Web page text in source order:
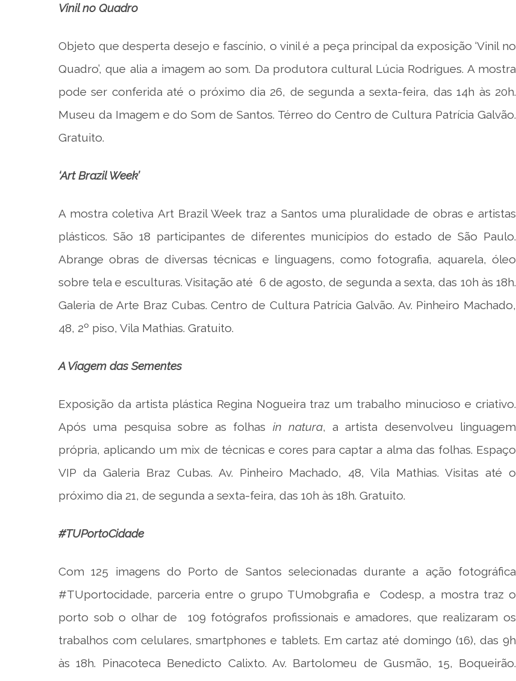
Vinil no Quadro
Objeto que desperta desejo e fascínio, o vinil é a peça principal da exposição ‘Vinil no
Quadro’, que alia a imagem ao som. Da produtora cultural Lúcia Rodrigues. A mostra
pode ser conferida até o próximo dia 26, de segunda a sexta-feira, das 14h às 20h.
Museu da Imagem e do Som de Santos. Térreo do Centro de Cultura Patrícia Galvão.
Gratuito.
‘Art Brazil Week’
A mostra coletiva Art Brazil Week traz a Santos uma pluralidade de obras e artistas
plásticos. São 18 participantes de diferentes municípios do estado de São Paulo.
Abrange obras de diversas técnicas e linguagens, como fotografia, aquarela, óleo
sobre tela e esculturas. Visitação até 6 de agosto, de segunda a sexta, das 10h às 18h.
Galeria de Arte Braz Cubas. Centro de Cultura Patrícia Galvão. Av. Pinheiro Machado,
48, 2º piso, Vila Mathias. Gratuito.
A Viagem das Sementes
Exposição da artista plástica Regina Nogueira traz um trabalho minucioso e criativo.
Após uma pesquisa sobre as folhas in natura, a artista desenvolveu linguagem
própria, aplicando um mix de técnicas e cores para captar a alma das folhas. Espaço
VIP da Galeria Braz Cubas. Av. Pinheiro Machado, 48, Vila Mathias. Visitas até o
próximo dia 21, de segunda a sexta-feira, das 10h às 18h. Gratuito.
#TUPortoCidade
Com 125 imagens do Porto de Santos selecionadas durante a ação fotográfica
#TUportocidade, parceria entre o grupo TUmobgrafia e Codesp, a mostra traz o
porto sob o olhar de 109 fotógrafos profissionais e amadores, que realizaram os
trabalhos com celulares, smartphones e tablets. Em cartaz até domingo (16), das 9h
às 18h. Pinacoteca Benedicto Calixto. Av. Bartolomeu de Gusmão, 15, Boqueirão.